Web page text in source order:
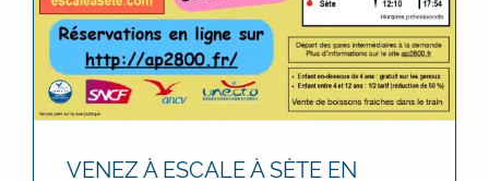
VENEZ À ESCALE À SÈTE EN